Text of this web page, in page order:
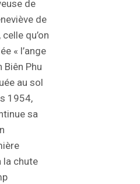
de
de
qu’on
« l’ange
Biên Phu
au sol
1954,
sa
la chute